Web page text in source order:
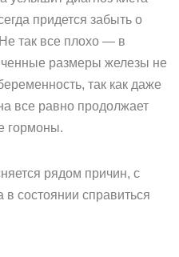
придется забыть о
так все плохо — в
размеры железы не
так как даже
все равно продолжает
гормоны.
рядом причин, с
состоянии справиться